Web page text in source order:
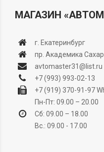
МАГАЗИН
г. Екатеринбург
пр. Академика
avtomaster31@list.ru
+7 (993) 993-02-13
+7 (919) 370-91-97
Пн-Пт: 09.00 – 20.00
Сб: 09.00 – 18.00
Вс.: 09.00 - 17.00